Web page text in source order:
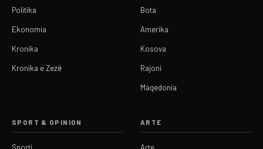
Politika
Ekonomia
Kronika
Kronika e Zezë
Bota
Amerika
Kosova
Rajoni
Maqedonia
SPORT & OPINION
Sporti
ARTE
Arte